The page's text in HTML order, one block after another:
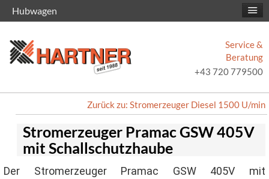
Service &
Beratung
+43 720 779500
Zurück zu: Stromerzeuger Diesel 1500 U/min
Stromerzeuger Pramac GSW 405V
mit Schallschutzhaube
Der Stromerzeuger Pramac GSW 405V mit
Hubwagen